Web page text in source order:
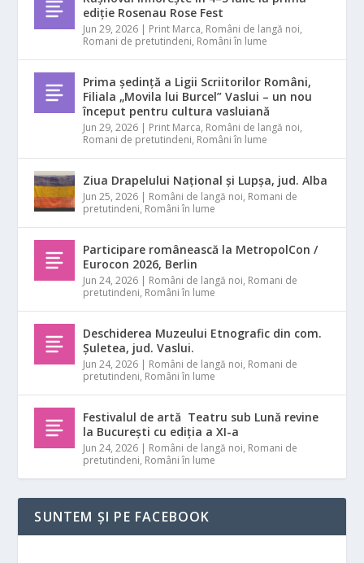
ediție Rosenau Rose Fest
Jun 29, 2026 | Print Marca, Români de langă noi,
Romani de pretutindeni, Români în lume
Prima ședință a Ligii Scriitorilor Români,
Filiala „Movila lui Burcel” Vaslui – un nou
început pentru cultura vasluiană
Jun 29, 2026 | Print Marca, Români de langă noi,
Romani de pretutindeni, Români în lume
Ziua Drapelului Național și Lupșa, jud. Alba
Jun 25, 2026 | Români de langă noi, Romani de
pretutindeni, Români în lume
Participare românească la MetropolCon /
Eurocon 2026, Berlin
Jun 24, 2026 | Români de langă noi, Romani de
pretutindeni, Români în lume
Deschiderea Muzeului Etnografic din com.
Șuletea, jud. Vaslui.
Jun 24, 2026 | Români de langă noi, Romani de
pretutindeni, Români în lume
Festivalul de artă Teatru sub Lună revine
la București cu ediția a XI-a
Jun 24, 2026 | Români de langă noi, Romani de
pretutindeni, Români în lume
SUNTEM ȘI PE FACEBOOK